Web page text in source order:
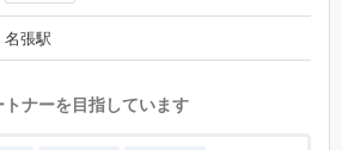
名張駅
ナーを目指しています